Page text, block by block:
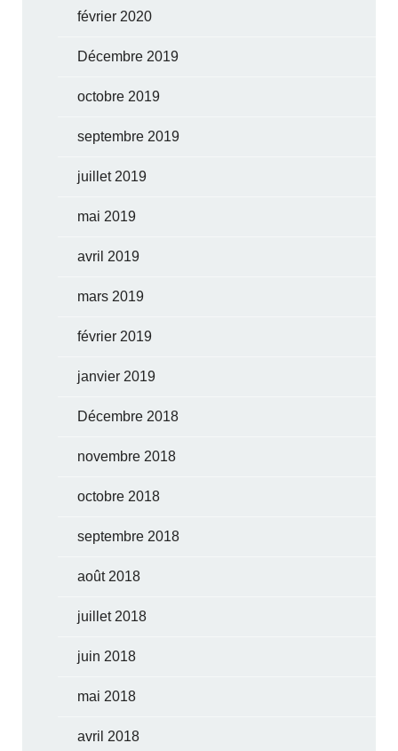
février 2020
Décembre 2019
octobre 2019
septembre 2019
juillet 2019
mai 2019
avril 2019
mars 2019
février 2019
janvier 2019
Décembre 2018
novembre 2018
octobre 2018
septembre 2018
août 2018
juillet 2018
juin 2018
mai 2018
avril 2018